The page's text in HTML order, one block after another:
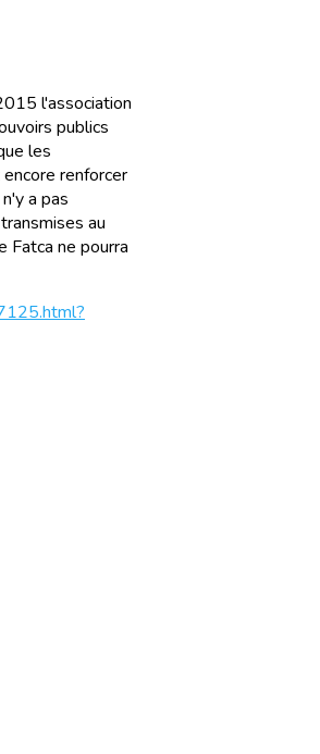
l'association
publics
les
renforcer
a pas
au
Fatca ne pourra